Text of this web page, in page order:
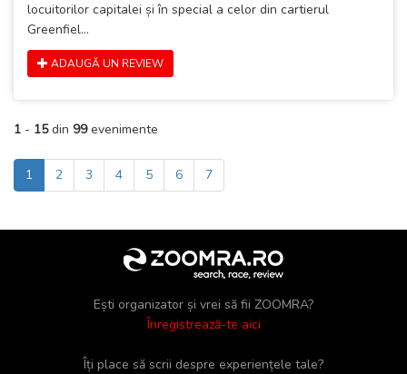
locuitorilor capitalei și în special a celor din cartierul
Greenfiel...
ADAUGĂ UN REVIEW
1 - 15din 99evenimente
1 2 3 4 5 6 7
Ești organizator și vrei să fii ZOOMRA?
Înregistrează-te aici
Îți place să scrii despre experiențele tale?